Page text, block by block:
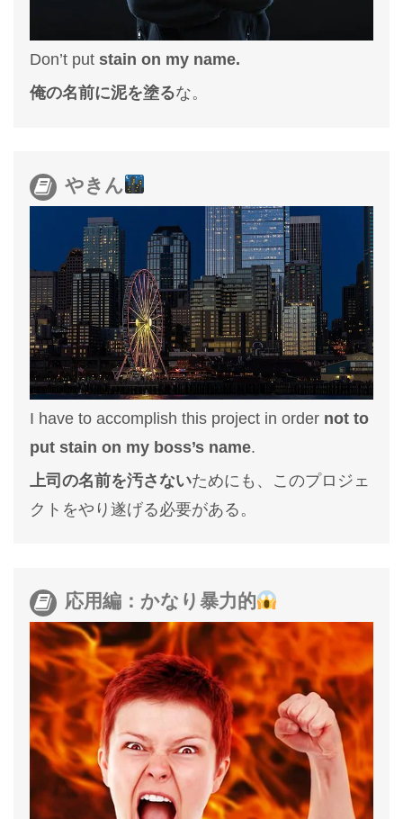
Don’t put stain on my name.
俺の名前に泥を塗るな。
やきん
I have to accomplish this project in order not to
put stain on my boss’s name.
上司の名前を汚さないためにも、このプロジェ
クトをやり遂げる必要がある。
応用編：かなり暴力的